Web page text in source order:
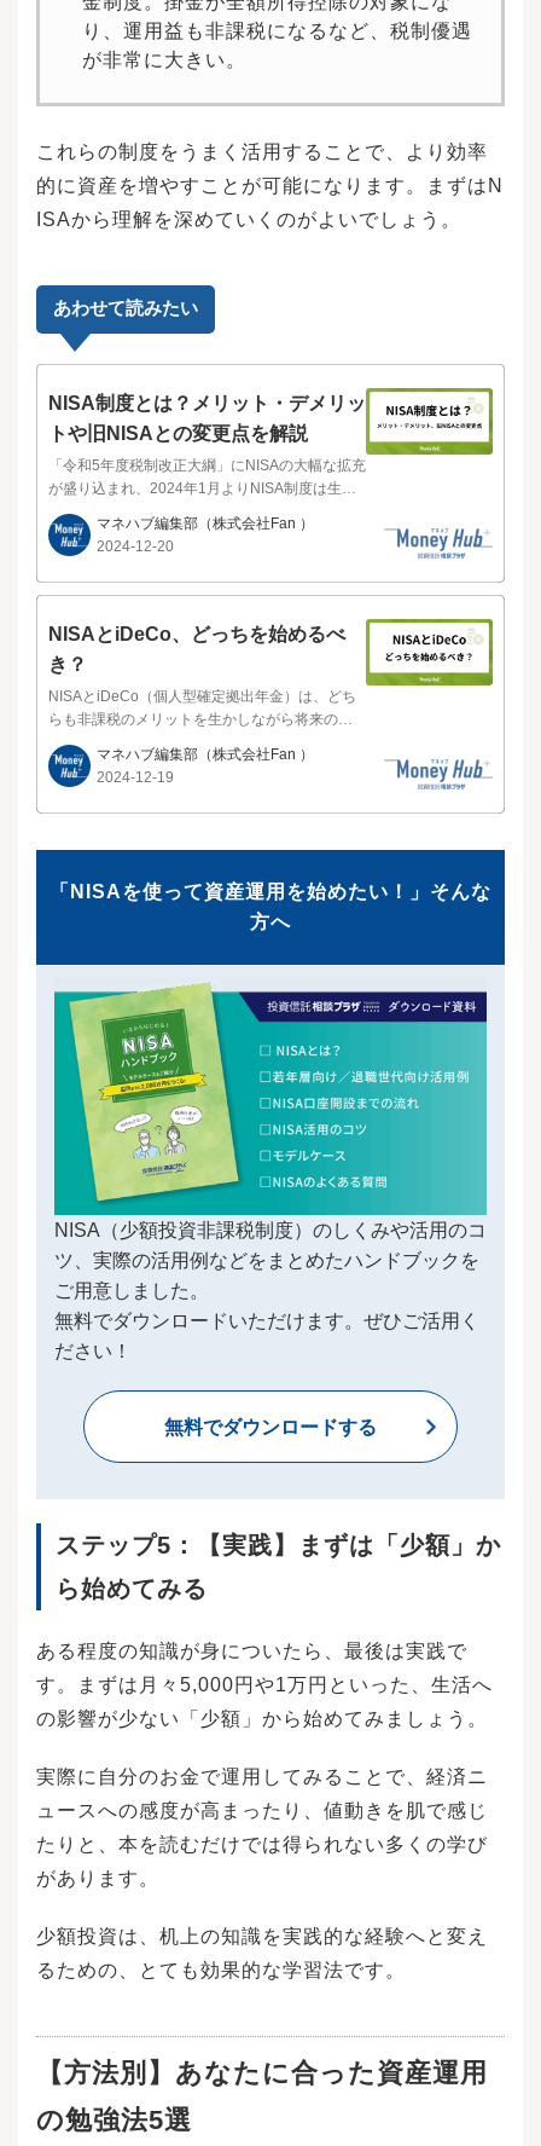
り、運用益も非課税になるなど、税制優遇
が非常に大きい。
これらの制度をうまく活用することで、より効率
的に資産を増やすことが可能になります。まずはN
ISAから理解を深めていくのがよいでしょう。
あわせて読みたい
NISA制度とは？メリット・デメリッ
トや旧NISAとの変更点を解説
「令和5年度税制改正大綱」にNISAの大幅な拡充
が盛り込まれ、2024年1月よりNISA制度は生ま
れ変わりました。金融庁から発表されている内
容を見る限り、様々な運用ニーズに応じること
ができるよう、大幅に改良されているといって
いいでしょう。効率的に資産を増やすために、
なくなりそうです。本記事ではNISA制度の変更
点やメリット・デメリットについて詳しく解説
していきます。NISAの上手な活用は、資産形成
の大きな後押しになるでしょう。本記事でNISA
の概要を把握したうえで、正しく理解できてい
も利用しながら、どのように投資をするか考え
てみるのもいいかもしれません。出典：財務
省 令和5年度税制改正の大綱※本記事に書かれ
可能性もあります。そのため、最新の情報は金
融庁のサイトから確認しましょう。旧NISA制度
は、一般NISA・つみたてNISA・ジュニアNISA
の3種類で、それぞれ、非課税期間や金額など、
SAは2023年末をもって、口座開設及び買付がで
きなくなりました。そして、2024年1月からは投
資可能期間の恒久化、年間投資可能枠の拡大な
ど、拡充された新制度にて、非課税投資ができ
るようになりました。2024年1月から始まったNI
SAはつみたて投資枠・成長投資枠の利用枠から
成り立っていて、併用が可能です。前者がつみ
たてNISA、後者が一般NISAを継承した制度とな
っていて、それぞれパワーアップさせ、かつ併
用できるようになったとイメージすると、理解
しやすいかもしれません。下記のNISA制度の特
徴をまとめた表をもとに、主な変更点を説明し
ていきます。出典：金融庁「新しいNISA」をも
とに株式会社Fanが作成旧NISAの年間投資枠
は、一般NISAが最大120万円/年、つみたてNISA
が最大40万円/年となっていて、併用ができませ
てNISAと同様の制度である「つみたて投資枠」
資枠」で最大240万円/年となっており、２つの
利用枠を併用できるため、最大360万円まで投資
可能となります。非課税保有期間は旧制度の一
非課税で保有できる期限がなくなったため、何
益が大きくなるほど、この約20％の税金が掛か
保有できる金額も増えました。旧制度の一般NIS
万円(40万円×20年)でした。一方で、2024年1月
からのNISAでは最大1800万円(うち1200万円は
成長投資枠)が非課税保有限度額です。年間投資
枠限度の360万円を5年間投資すれば、非課税保
久化となり、2024年以降、いつでも口座開設が
可能です。成長投資枠では「上場株式・投資信
託等」が対象商品となっています。ただ、①整
理・管理銘柄、②信託期間20年未満、高レバレ
っています。②は旧制度の一般NISAでは投資可
用には不向きと判断され、除外されています。
つみたて投資枠では、「積立・分散投資に適し
た一定の投資信託」が投資対象商品となってい
次の３つです。デメリットについては、旧NISA
す。損益通算とは一年分の利益と損失を相殺
マネハブ編集部 （株式会社Fan ）
2024-12-20
NISAとiDeCo、どっちを始めるべ
き？
NISAとiDeCo（個人型確定拠出年金）は、どち
らも非課税のメリットを生かしながら将来の資
産形成を行うことができる国の制度ですが、ど
ちらを始めたらいいのか迷っている方も多いの
ではないでしょうか？結論からお伝えすると、N
ISAとiDeCoは「投資目的に応じて使い分ける」
いる方に向けて、をお伝えします。NISAとは、
一定の投資信託・株式等に投資をして得られた
運用益が非課税になる制度です。一般的に、資
囲内で購入した商品の運用益には税金がかから
ないことがメリットです。NISA制度の中でも
「つみたて投資枠」を活用した場合は、長期・
積立・分散投資に適した投資信託を毎月一定の
金額を拠出し購入することができます。一方、i
DeCo（個人型確定拠出年金）は、税制優遇を受
けながら個人で運用する私的年金制度です。積
み立てた掛金と運用益の合計額を、将来年金と
して受け取ることができます。公的年金制度は
国民全員が必ず加入しますが、iDeCoへの加入は
任意で、公的年金の不足分を補うために活用し
ます。ここで大切なポイントは、NISAとiDeCo
は併用することが可能なことです。iDeCoは原則
60歳まで資金を引き出すことができません。そ
のため、たとえば「現在30代で、今後10数年間
考えている方がiDeCoを優先してしまうと、資金
事態になりかねません。したがって、NISA・iDe
Coの違いと両者の特徴をしっかり押さえて、上
手に使い分ける必要があります。ここからは、2
す。※1 ①整理・監理銘柄②信託期間20年未
引を用いた一定の投資信託等を除外※2 金融機
考に株式会社Fan編集出典：SBI証券のiDeCo S
出年金（iDeCo） 楽天証券 を参考に株式会社F
an編集株式投資や債券投資を始めるには、大体
のケースで、初期投資に大きな資金が必要にな
ります。一方、NISA制度のつみたて投資枠で購
入できる投資信託は、最低100円から投資可能で
用意できないけれど、少しずつ資産運用を始め
たい」という方も、つみたて投資枠を利用する
ことで少額から投資を始めることができます。
つみたて投資枠では、年間120万円まで一定の投
資信託を積立購入することができます。NISA口
座では、運用益に対しては課税されません。つ
散投資」に適していると認めた投資信託のみを
購入することができます。販売手数料や信託報
酬といった手数料を抑えた商品などが厳選され
税制優遇を受けることができます。運用益が非
毎月の掛金が全額所得控除になり、所得税（当
マネハブ編集部 （株式会社Fan ）
2024-12-19
「NISAを使って資産運用を始めたい！」そんな
方へ
NISA（少額投資非課税制度）のしくみや活用のコ
ツ、実際の活用例などをまとめたハンドブックを
ご用意しました。
無料でダウンロードいただけます。ぜひご活用く
ださい！
無料でダウンロードする
ステップ5：【実践】まずは「少額」か
ら始めてみる
ある程度の知識が身についたら、最後は実践で
す。まずは月々5,000円や1万円といった、生活へ
の影響が少ない「少額」から始めてみましょう。
実際に自分のお金で運用してみることで、経済ニ
ュースへの感度が高まったり、値動きを肌で感じ
たりと、本を読むだけでは得られない多くの学び
があります。
少額投資は、机上の知識を実践的な経験へと変え
るための、とても効果的な学習法です。
【方法別】あなたに合った資産運用
の勉強法5選